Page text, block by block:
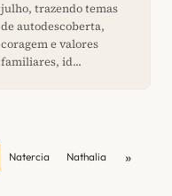
julho, trazendo temas
de autodescoberta,
coragem e valores
familiares, id...
Natercia Nathalia »